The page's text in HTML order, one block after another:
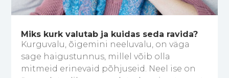
Miks kurk valutab ja kuidas seda ravida?
Kurguvalu, õigemini neeluvalu, on väga
sage haigustunnus, millel võib olla
mitmeid erinevaid põhjuseid. Neel ise on